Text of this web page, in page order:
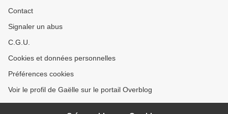
Contact
Signaler un abus
C.G.U.
Cookies et données personnelles
Préférences cookies
Voir le profil de Gaëlle sur le portail Overblog